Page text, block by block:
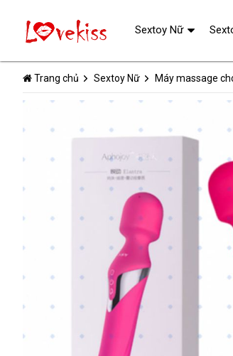
Trang chủ Sextoy Nữ Máy massage
Sextoy Nữ